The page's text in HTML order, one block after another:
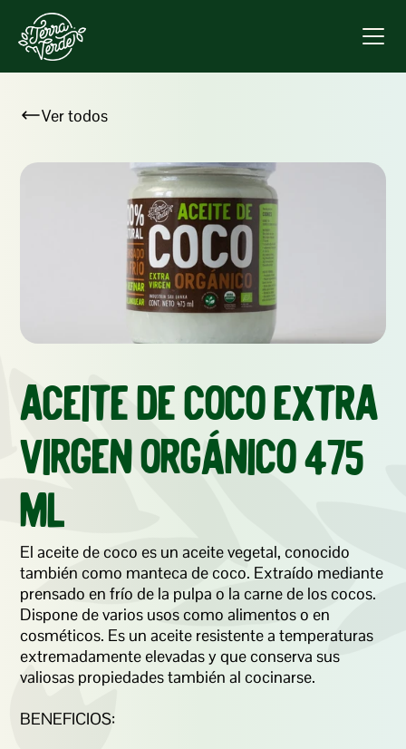
Ver todos
Aceite de Coco Extra
Virgen Orgánico 475
ml
El aceite de coco es un aceite vegetal, conocido
también como manteca de coco. Extraído mediante
prensado en frío de la pulpa o la carne de los cocos.
Dispone de varios usos como alimentos o en
cosméticos. Es un aceite resistente a temperaturas
extremadamente elevadas y que conserva sus
valiosas propiedades también al cocinarse.
BENEFICIOS: